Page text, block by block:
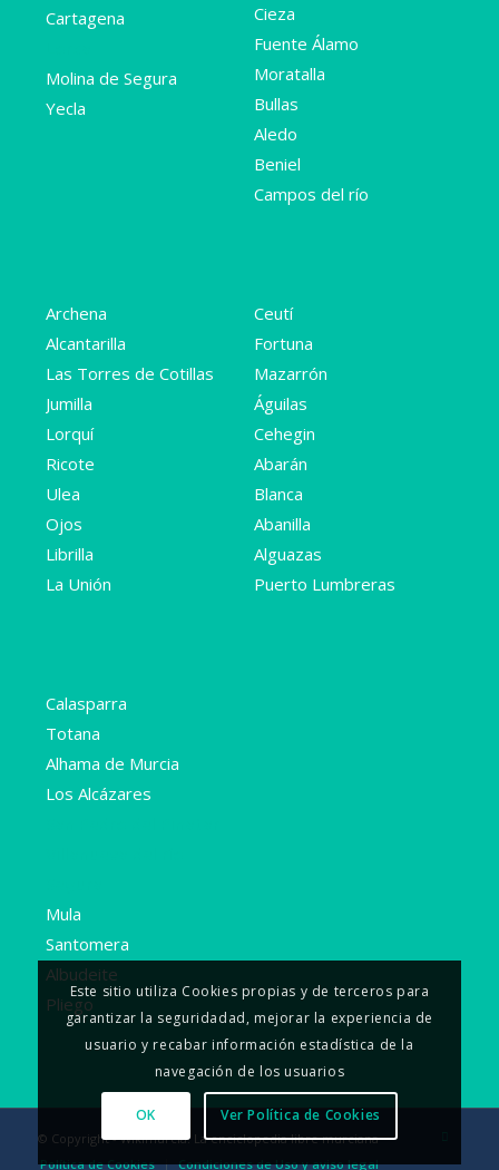
Cartagena
Molina de Segura
Yecla
Cieza
Fuente Álamo
Moratalla
Bullas
Aledo
Beniel
Campos del río
Archena
Alcantarilla
Las Torres de Cotillas
Jumilla
Lorquí
Ricote
Ulea
Ojos
Librilla
La Unión
Ceutí
Fortuna
Mazarrón
Águilas
Cehegin
Abarán
Blanca
Abanilla
Alguazas
Puerto Lumbreras
Calasparra
Totana
Alhama de Murcia
Los Alcázares
Mula
Santomera
Albudeite
Pliego
© Copyright - Wikimurcia. La enciclopedia libre murciana
Política de Cookies
Condiciones de Uso y aviso legal
Este sitio utiliza Cookies propias y de terceros para
garantizar la seguridadad, mejorar la experiencia de
usuario y recabar información estadística de la
navegación de los usuarios
OK Ver Política de Cookies